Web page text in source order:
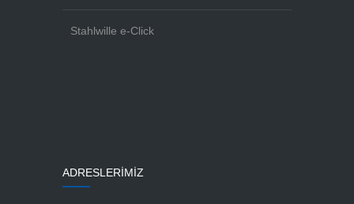
Stahlwille e-Click
ADRESLERİMİZ